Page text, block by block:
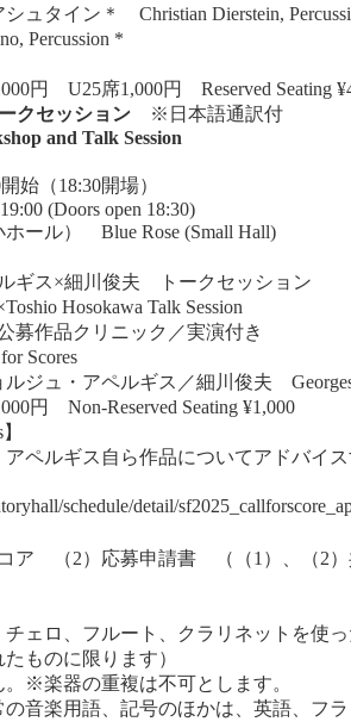
ュタイン＊ Christian Dierstein,
Percussion *
円 U25席1,000円 Reserved Seating
クセッション
※日本語通訳付
and Talk Session
開始（18:30開場）
(Doors open 18:30)
ホール） Blue Rose (Small Hall)
ギス×細川俊夫 トークセッション
Hosokawa Talk Session
募作品クリニック／実演付き
Scores
ジュ・アペルギス／細川俊夫 Georges
円 Non-Reserved Seating ¥1,000
ペルギス自ら作品についてアドバイ
schedule/detail/
ア （2）応募申請書 （（1）、（2）
ェロ、フルート、クラリネットを使
ものに限ります）
※楽器の重複は不可とします。
の音楽用語、記号のほかは、英語、フ